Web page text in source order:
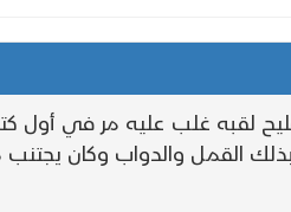
لقبه غلب عليه مر في أول
القمل والدواب وكان يجتنب